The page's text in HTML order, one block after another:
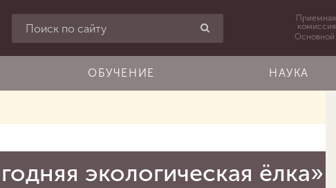
Приемная
комиссия
Основной
ОБУЧЕНИЕ НАУКА
экологическая ёлка»